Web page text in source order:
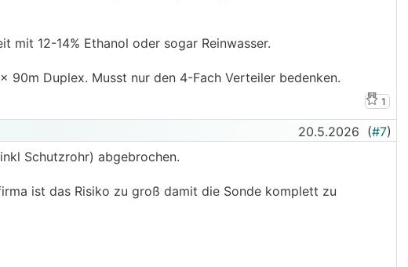
mit 12-14% Ethanol oder sogar Reinwasser.
90m Duplex. Musst nur den 4-Fach Verteiler bedenken.
1
20.5.2026 (#7)
Schutzrohr) abgebrochen.
ist das Risiko zu groß damit die Sonde komplett zu